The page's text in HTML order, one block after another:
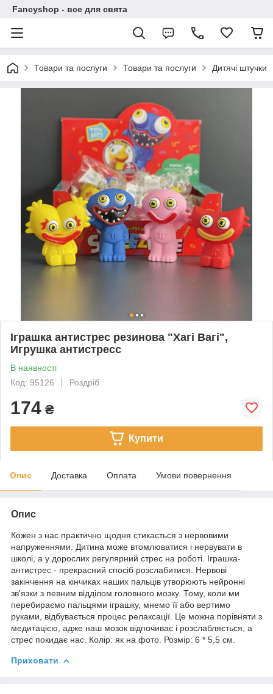
Fancyshop - все для свята
Товари та послуги Товари та послуги Дитячі штучки
Іграшка антистрес резинова "Хагі Вагі",
Игрушка антистресс
В наявності
Код: 95126
Роздріб
174 ₴
Купити
Опис Доставка Оплата Умови повернення
Опис
Кожен з нас практично щодня стикається з нервовими
напруженнями. Дитина може втомлюватися і нервувати в
школі, а у дорослих регулярний стрес на роботі. Іграшка-
антистрес - прекрасний спосіб розслабитися. Нервові
закінчення на кінчиках наших пальців утворюють нейронні
зв'язки з певним відділом головного мозку. Тому, коли ми
перебираємо пальцями іграшку, мнемо її або вертимо
руками, відбувається процес релаксації. Це можна порівняти з
медитацією, адже наш мозок відпочиває і розслабляється, а
стрес покидає нас. Колір: як на фото. Розмір: 6 * 5,5 см.
Приховати